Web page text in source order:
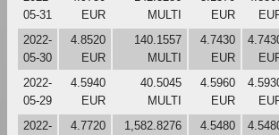
05-31
EUR
MULTI
EUR
2022-
05-30
4.8520
EUR
140.1557
MULTI
4.7430
EUR
2022-
05-29
4.5940
EUR
40.5045
MULTI
4.5960
EUR
2022-
4.7720
1,582.8276
4.5480